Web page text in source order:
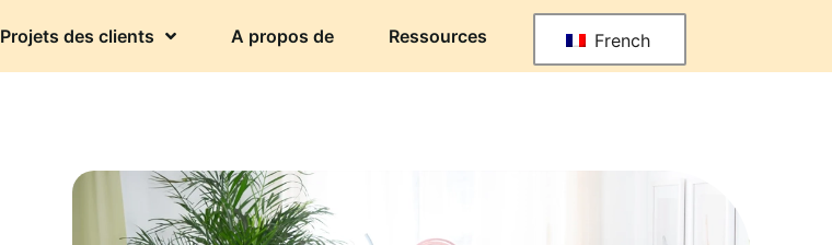
Projets des clients A propos de Ressources French